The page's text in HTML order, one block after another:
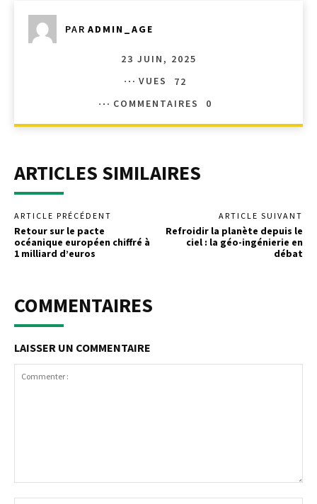
PAR ADMIN_AGE
23 JUIN, 2025
VUES
72
COMMENTAIRES
0
ARTICLES SIMILAIRES
ARTICLE PRÉCÉDENT
Retour sur le pacte
océanique européen chiffré à
1 milliard d’euros
ARTICLE SUIVANT
Refroidir la planète depuis le
ciel : la géo-ingénierie en
débat
COMMENTAIRES
LAISSER UN COMMENTAIRE